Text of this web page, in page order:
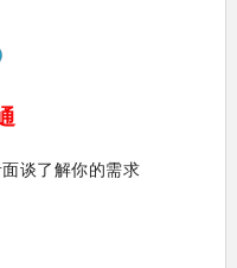
谈了解你的需求